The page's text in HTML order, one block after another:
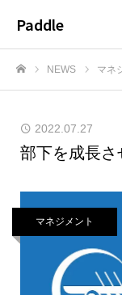
Paddle
NEWS マネ
2022.07.27
部下を成長さ
マネジメント